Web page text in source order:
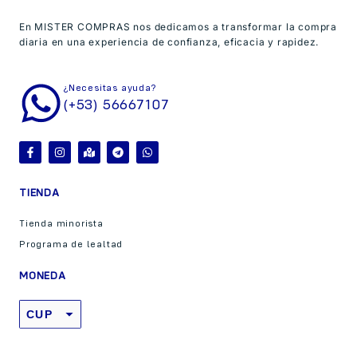
En MISTER COMPRAS nos dedicamos a transformar la compra
diaria en una experiencia de confianza, eficacia y rapidez.
¿Necesitas ayuda?
(+53) 56667107
TIENDA
Tienda minorista
Programa de lealtad
MONEDA
CUP